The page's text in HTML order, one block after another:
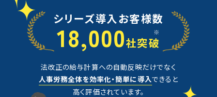
シリーズ導入お客様数
18,000社突破
※
法改正の給与計算への自動反映だけでなく
人事労務全体を効率化・簡単に導入できると
高く評価されています。